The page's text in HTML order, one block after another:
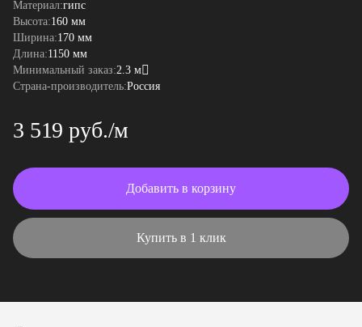
Материал:гипс
Высота:160 мм
Ширина:170 мм
Длина:1150 мм
Минимальный заказ:2.3 м
Страна-производитель:Россия
3 519 руб./м
Добавить в корзину
Купить в 1 клик